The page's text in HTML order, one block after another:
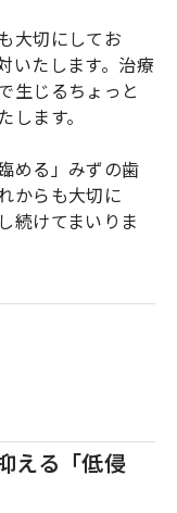
大切にしてお
いたします。治療
生じるちょっと
ます。
める」みずの歯
からも大切に
続けてまいりま
える「低侵